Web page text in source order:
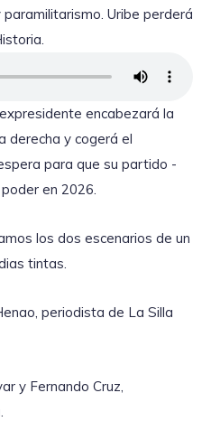
Uribe perderá
encabezará la
derecha y cogerá el
para que su partido -
en 2026.
los dos escenarios de un
tintas.
periodista de La Silla
y Fernando Cruz,